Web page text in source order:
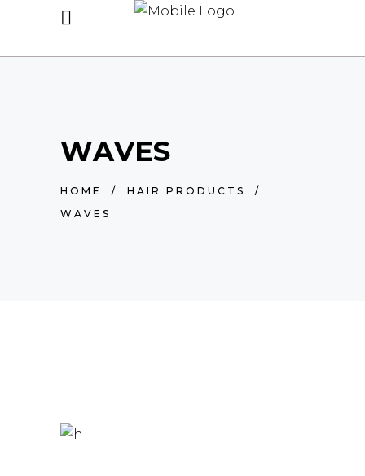
WAVES
HOME / HAIR PRODUCTS
/
WAVES